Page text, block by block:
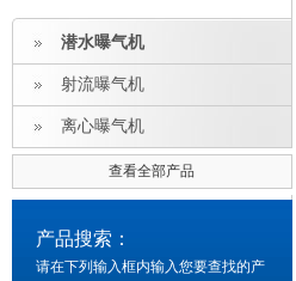
潜水曝气机
射流曝气机
离心曝气机
查看全部产品
产品搜索：
请在下列输入框内输入您要查找的产